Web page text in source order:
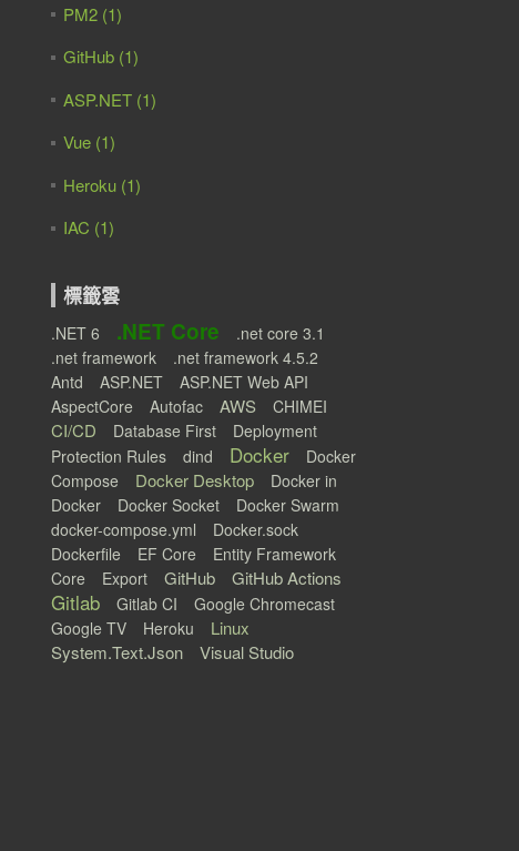
PM2 (1)
GitHub (1)
ASP.NET (1)
Vue (1)
Heroku (1)
IAC (1)
標籤雲
.NET 6 .NET Core
.net core 3.1
.net framework
.net framework 4.5.2
Antd
ASP.NET
ASP.NET Web API
AspectCore
Autofac AWS CHIMEI
CI/CD Database First
Deployment
Protection Rules
dind Docker
Docker
Compose
Docker Desktop
Docker in
Docker
Docker Socket
Docker Swarm
docker-compose.yml
Docker.sock
Dockerfile
EF Core
Entity Framework
Core
Export GitHub GitHub Actions
Gitlab Gitlab CI
Google Chromecast
Google TV
Heroku
Linux
System.Text.Json
Visual Studio